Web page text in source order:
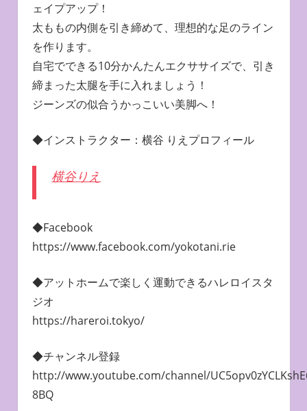
ェイプアップ！
太ももの内側を引き締めて、理想的な足のライン
を作ります。
自宅でできる10分かんたんエクササイズで、引き
締まった太腿を手に入れましょう！
ジーンズの似合うかっこいい美脚へ！
◆インストラクター：横谷 りえプロフィール
横谷りえ
◆Facebook
https://www.facebook.com/yokotani.rie
◆アットホームで楽しく運動できるハレロイスタ
ジオ
https://hareroi.tokyo/
◆チャンネル登録
http://www.youtube.com/channel/
8BQ